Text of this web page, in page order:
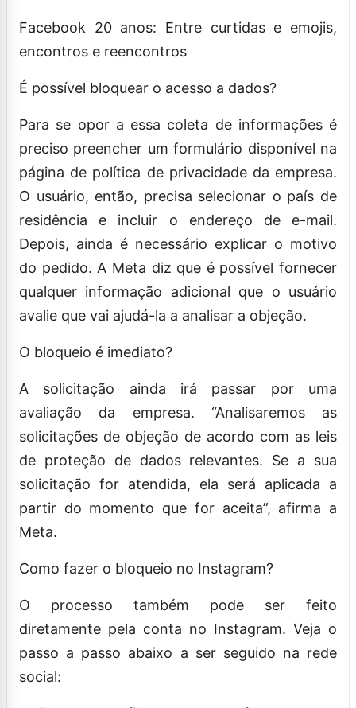
Facebook 20 anos: Entre curtidas e emojis,
encontros e reencontros
É possível bloquear o acesso a dados?
Para se opor a essa coleta de informações é
preciso preencher um formulário disponível na
página de política de privacidade da empresa.
O usuário, então, precisa selecionar o país de
residência e incluir o endereço de e-mail.
Depois, ainda é necessário explicar o motivo
do pedido. A Meta diz que é possível fornecer
qualquer informação adicional que o usuário
avalie que vai ajudá-la a analisar a objeção.
O bloqueio é imediato?
A solicitação ainda irá passar por uma
avaliação da empresa. “Analisaremos as
solicitações de objeção de acordo com as leis
de proteção de dados relevantes. Se a sua
solicitação for atendida, ela será aplicada a
partir do momento que for aceita”, afirma a
Meta.
Como fazer o bloqueio no Instagram?
O processo também pode ser feito
diretamente pela conta no Instagram. Veja o
passo a passo abaixo a ser seguido na rede
social: